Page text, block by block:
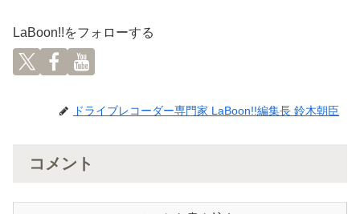
LaBoon!!をフォローする
ドライブレコーダー専門家 LaBoon!!編集長 鈴木朝臣
コメント